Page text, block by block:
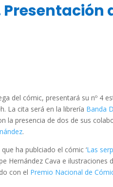
del cómic, presentará su nº 4
La cita será en la librería Banda
la presencia de dos de sus
.
ha publciado el cómic ‘Las
Hernández Cava e ilustraciones
con el Premio Nacional de